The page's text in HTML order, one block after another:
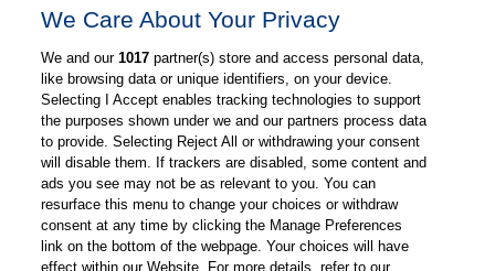
Über Thieme Praxis
Kostenlos registrieren
Fachzugang freischalten
Feedback geben
E-Mail-Newsletter
Whatsapp-Newsletter
Thieme Praxis App
We Care About Your Privacy
We and our1017 partner(s) store and access personal data,
like browsing data or unique identifiers, on your device.
Selecting I Accept enables tracking technologies to support
the purposes shown under we and our partners process data
to provide. Selecting Reject All or withdrawing your consent
will disable them. If trackers are disabled, some content and
ads you see may not be as relevant to you. You can
resurface this menu to change your choices or withdraw
consent at any time by clicking the Manage Preferences
link on the bottom of the webpage. Your choices will have
effect within our Website. For more details, refer to our